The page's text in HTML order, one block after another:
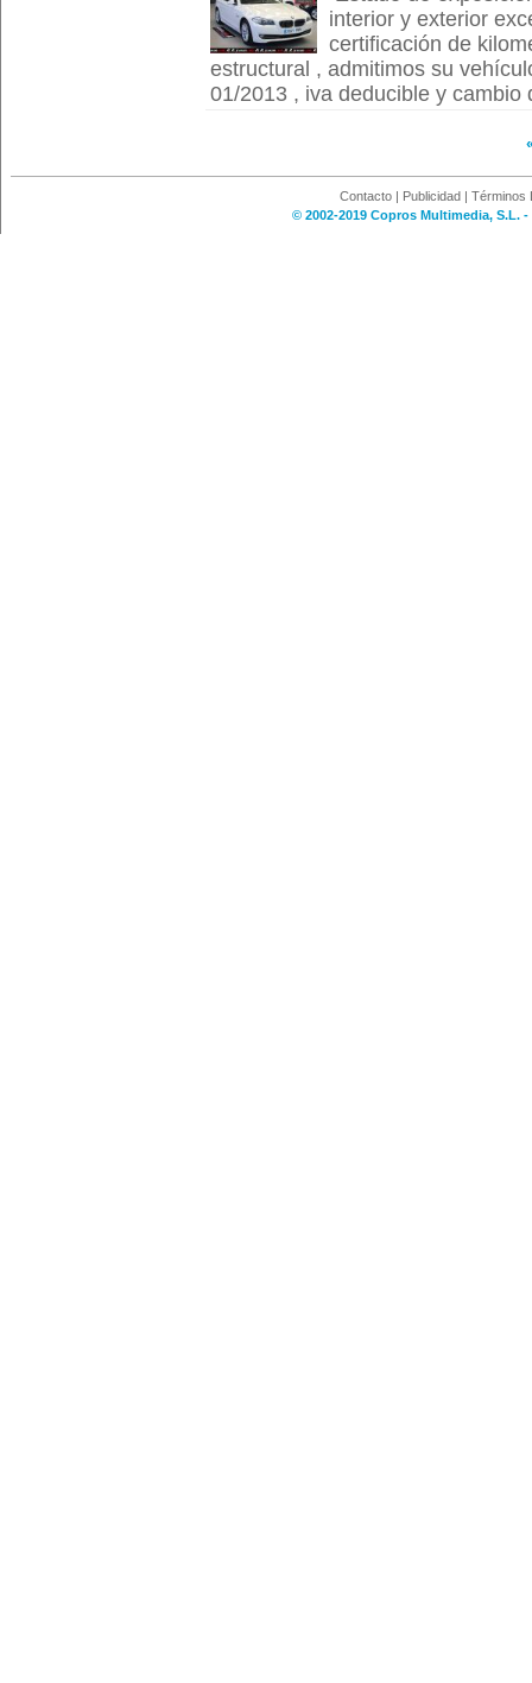
interior y exterior
certificación de
estructural , admitimos su
01/2013 , iva deducible y cambio
Contacto | Publicidad | Términos
© 2002-2019 Copros Multimedia, S.L.